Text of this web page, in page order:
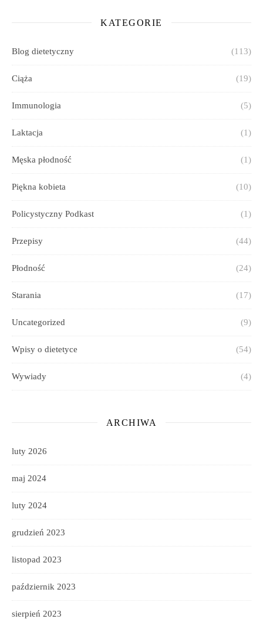
KATEGORIE
Blog dietetyczny (113)
Ciąża (19)
Immunologia (5)
Laktacja (1)
Męska płodność (1)
Piękna kobieta (10)
Policystyczny Podkast (1)
Przepisy (44)
Płodność (24)
Starania (17)
Uncategorized (9)
Wpisy o dietetyce (54)
Wywiady (4)
ARCHIWA
luty 2026
maj 2024
luty 2024
grudzień 2023
listopad 2023
październik 2023
sierpień 2023